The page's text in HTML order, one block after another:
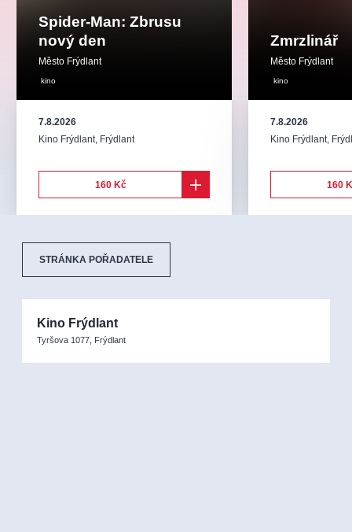
Spider-Man: Zbrusu
nový den
Město Frýdlant
kino
7.8.2026
Kino Frýdlant, Frýdlant
160 Kč
Zmrzlinář
Město Frýdlant
kino
7.8.2026
Kino Frýdlant,
160
STRÁNKA POŘADATELE
Kino Frýdlant
Tyršova 1077, Frýdlant